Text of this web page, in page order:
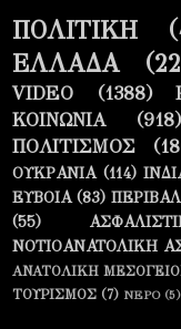
ΠΟΛΙΤΙΚΗ
ΕΛΛΑΔΑ
VIDEO (1388)
ΚΟΙΝΩΝΙΑ
(918)
ΠΟΛΙΤΙΣΜΟΣ
ΟΥΚΡΑΝΙΑ (114)
ΕΥΒΟΙΑ (83)
(55)
ΝΟΤΙΟΑΝΑΤΟΛΙΚΗ
ΑΝΑΤΟΛΙΚΗ
ΤΟΥΡΙΣΜΟΣ (7) ΝΕΡΟ (5)